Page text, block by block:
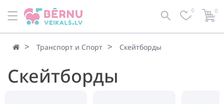
По умолчанию Фильтр 0 0
Транспорт и Спорт Cкейтборды
Cкейтборды